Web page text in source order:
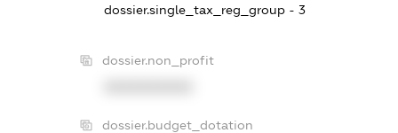
dossier.single_tax_reg_group - 3
dossier.non_profit
dossier.budget_dotation